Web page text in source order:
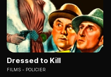
Dressed to Kill
FILMS POLICIER